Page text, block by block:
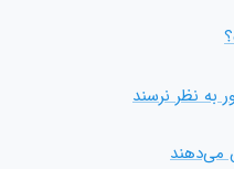
به نظر نرسند
می‌دهند